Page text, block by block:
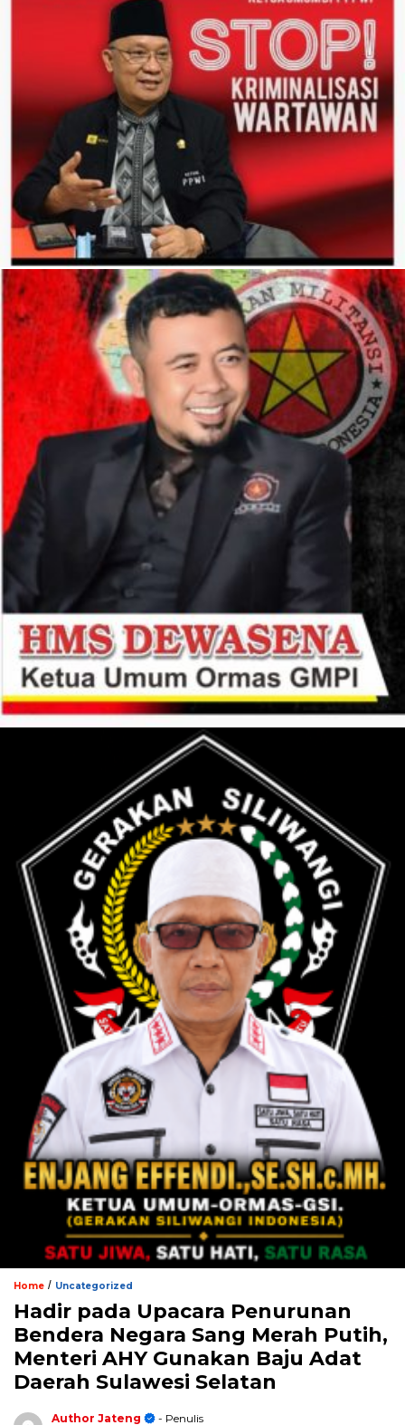
Home / Uncategorized
Hadir pada Upacara Penurunan
Bendera Negara Sang Merah Putih,
Menteri AHY Gunakan Baju Adat
Daerah Sulawesi Selatan
Author Jateng - Penulis